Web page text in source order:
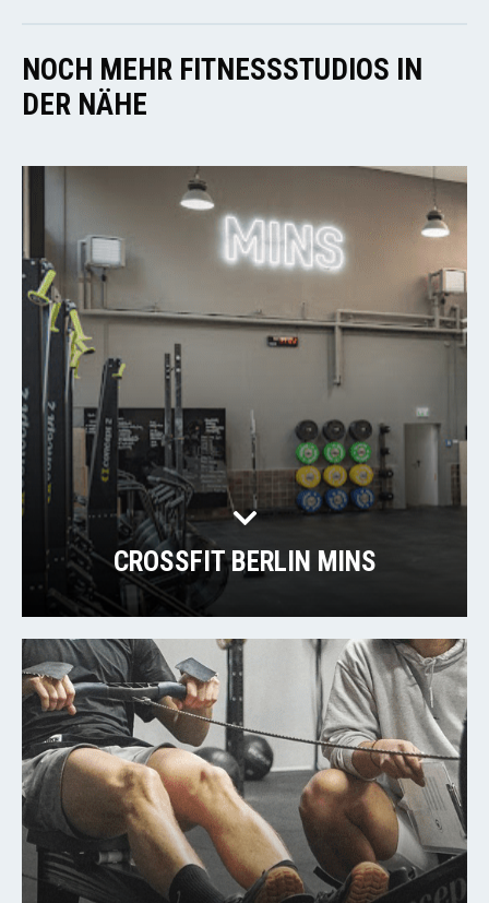
NOCH MEHR FITNESSSTUDIOS IN
DER NÄHE
CROSSFIT BERLIN MINS